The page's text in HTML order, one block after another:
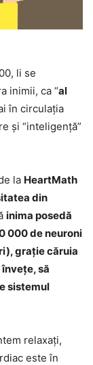
li se
inimii, ca “al
în circulaţia
şi “inteligenţă”
la HeartMath
din
inima posedă
000 de neuroni
graţie căruia
să
sistemul
relaxaţi,
este în